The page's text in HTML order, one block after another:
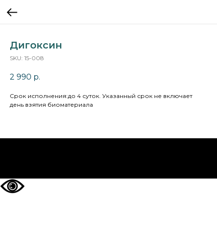
Дигоксин
SKU: 15-008
2 990 р.
Cрок исполнения:до 4 суток. Указанный срок не включает
день взятия биоматериала